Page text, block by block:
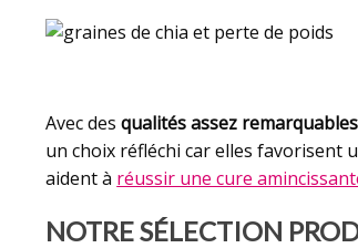
Avec desqualités assez remarquables
un choix réfléchi car elles favorisent
aident à réussir une cure
NOTRE SÉLECTION